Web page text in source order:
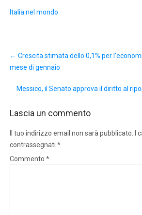
Italia nel mondo
navigation
← Crescita stimata dello 0,1% per
mese di gennaio
Messico, il Senato approva il diritto al
Lascia un commento
Il tuo indirizzo email non sarà pubblicato.
I
contrassegnati *
Commento *